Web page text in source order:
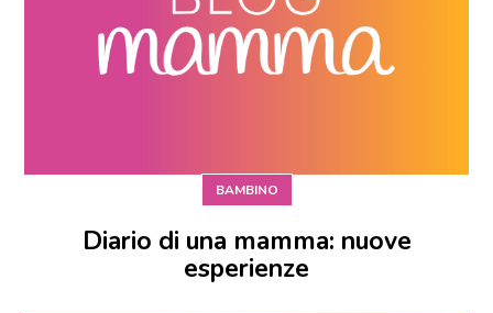
BAMBINO
Diario di una mamma: nuove
esperienze